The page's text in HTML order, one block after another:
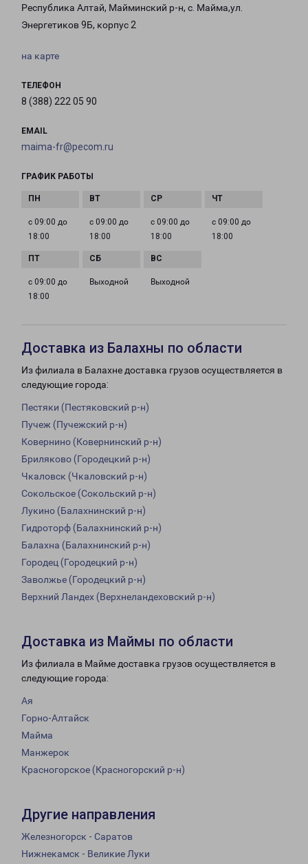
Республика Алтай, Майминский р-н, с. Майма,ул.
Энергетиков 9Б, корпус 2
на карте
ТЕЛЕФОН
8 (388) 222 05 90
EMAIL
maima-fr@pecom.ru
ГРАФИК РАБОТЫ
с 09:00 до
18:00
с 09:00 до
18:00
с 09:00 до
18:00
с 09:00 до
18:00
с 09:00 до
18:00
Выходной Выходной
Доставка из Балахны по области
Из филиала в Балахне доставка грузов осуществляется в
следующие города:
Пестяки (Пестяковский р-н)
Пучеж (Пучежский р-н)
Ковернино (Ковернинский р-н)
Бриляково (Городецкий р-н)
Чкаловск (Чкаловский р-н)
Сокольское (Сокольский р-н)
Лукино (Балахнинский р-н)
Гидроторф (Балахнинский р-н)
Балахна (Балахнинский р-н)
Городец (Городецкий р-н)
Заволжье (Городецкий р-н)
Верхний Ландех (Верхнеландеховский р-н)
Доставка из Маймы по области
Из филиала в Майме доставка грузов осуществляется в
следующие города:
Ая
Горно-Алтайск
Майма
Манжерок
Красногорское (Красногорский р-н)
Другие направления
Железногорск - Саратов
Нижнекамск - Великие Луки